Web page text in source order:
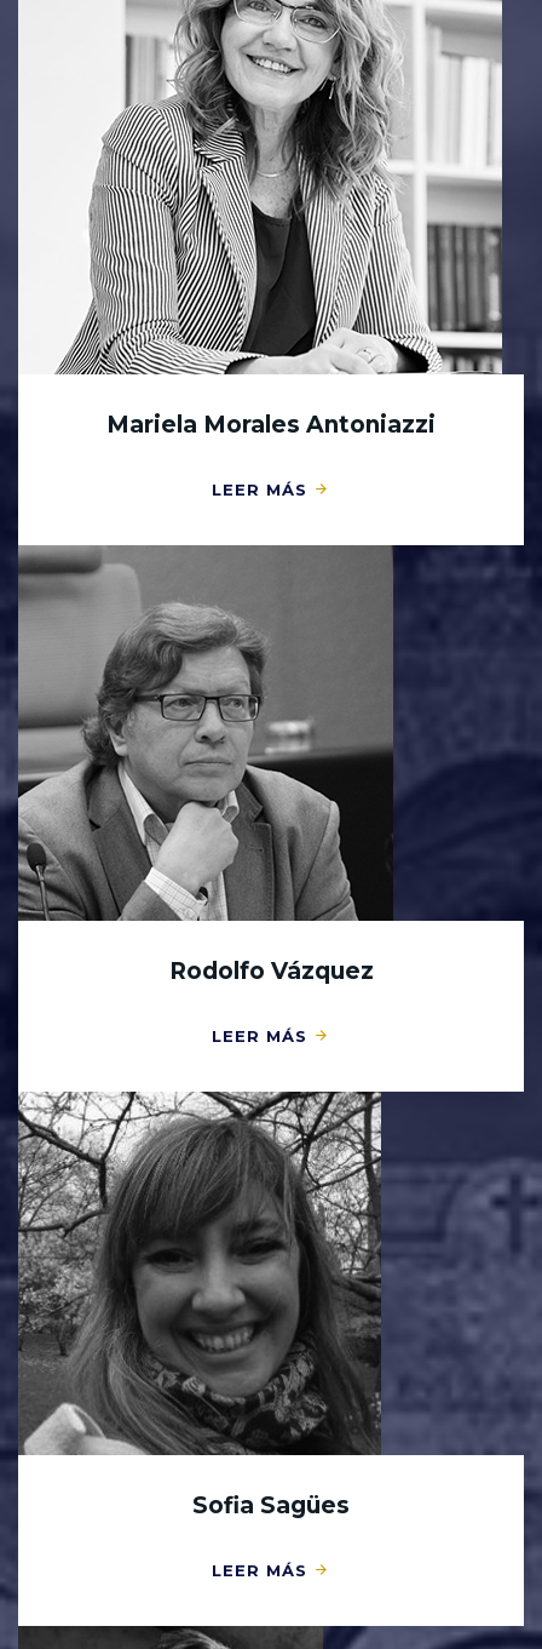
Mariela Morales Antoniazzi
LEER MÁS
Rodolfo Vázquez
LEER MÁS
Sofia Sagües
LEER MÁS